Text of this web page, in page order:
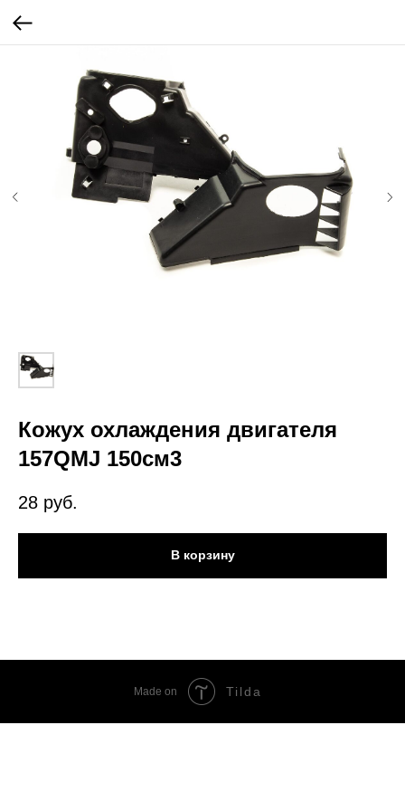
Кожух охлаждения двигателя
157QMJ 150см3
28 руб.
В корзину
Made on Tilda